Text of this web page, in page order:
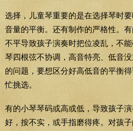
选择，儿童琴重要的是在选择琴时
音量的平衡。还有制作的严格性。
不平导致孩子演奏时把位凌乱，不
琴四根弦不协调，高音特亮、低音
的问题，要想区分好高低音的平衡
忙挑选。
有的小琴琴码或高或低，导致孩子
好，按不实，或手指磨得疼。对孩